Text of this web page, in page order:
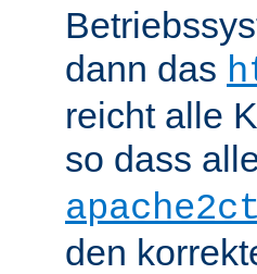
dann das
reicht alle
so dass
den